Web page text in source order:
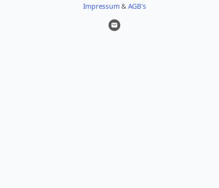
Impressum & AGB's